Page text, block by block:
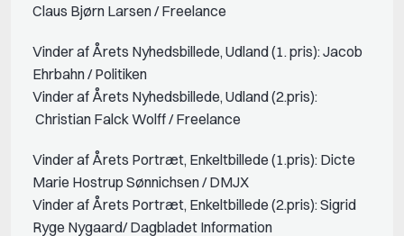
Claus Bjørn Larsen / Freelance
Vinder af Årets Nyhedsbillede, Udland (1. pris): Jacob
Ehrbahn / Politiken
Vinder af Årets Nyhedsbillede, Udland (2.pris):
Christian Falck Wolff / Freelance
Vinder af Årets Portræt, Enkeltbillede (1.pris): Dicte
Marie Hostrup Sønnichsen / DMJX
Vinder af Årets Portræt, Enkeltbillede (2.pris): Sigrid
Ryge Nygaard/ Dagbladet Information